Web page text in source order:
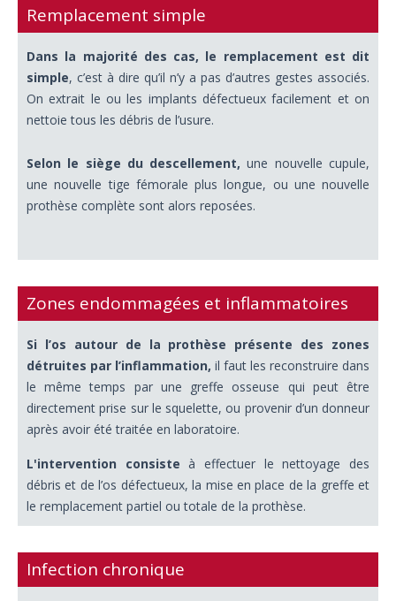
Remplacement simple
Dans la majorité des cas, le remplacement est dit
simple, c’est à dire qu’il n’y a pas d’autres gestes associés.
On extrait le ou les implants défectueux facilement et on
nettoie tous les débris de l’usure.
Selon le siège du descellement, une nouvelle cupule,
une nouvelle tige fémorale plus longue, ou une nouvelle
prothèse complète sont alors reposées.
Zones endommagées et inflammatoires
Si l’os autour de la prothèse présente des zones
détruites par l’inflammation, il faut les reconstruire dans
le même temps par une greffe osseuse qui peut être
directement prise sur le squelette, ou provenir d’un donneur
après avoir été traitée en laboratoire.
L'intervention consiste à effectuer le nettoyage des
débris et de l’os défectueux, la mise en place de la greffe et
le remplacement partiel ou totale de la prothèse.
Infection chronique